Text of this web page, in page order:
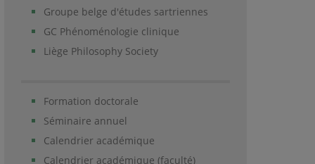
Groupe belge d'études sartriennes
GC Phénoménologie clinique
Liège Philosophy Society
Formation doctorale
Séminaire annuel
Calendrier académique
Calendrier académique (faculté)